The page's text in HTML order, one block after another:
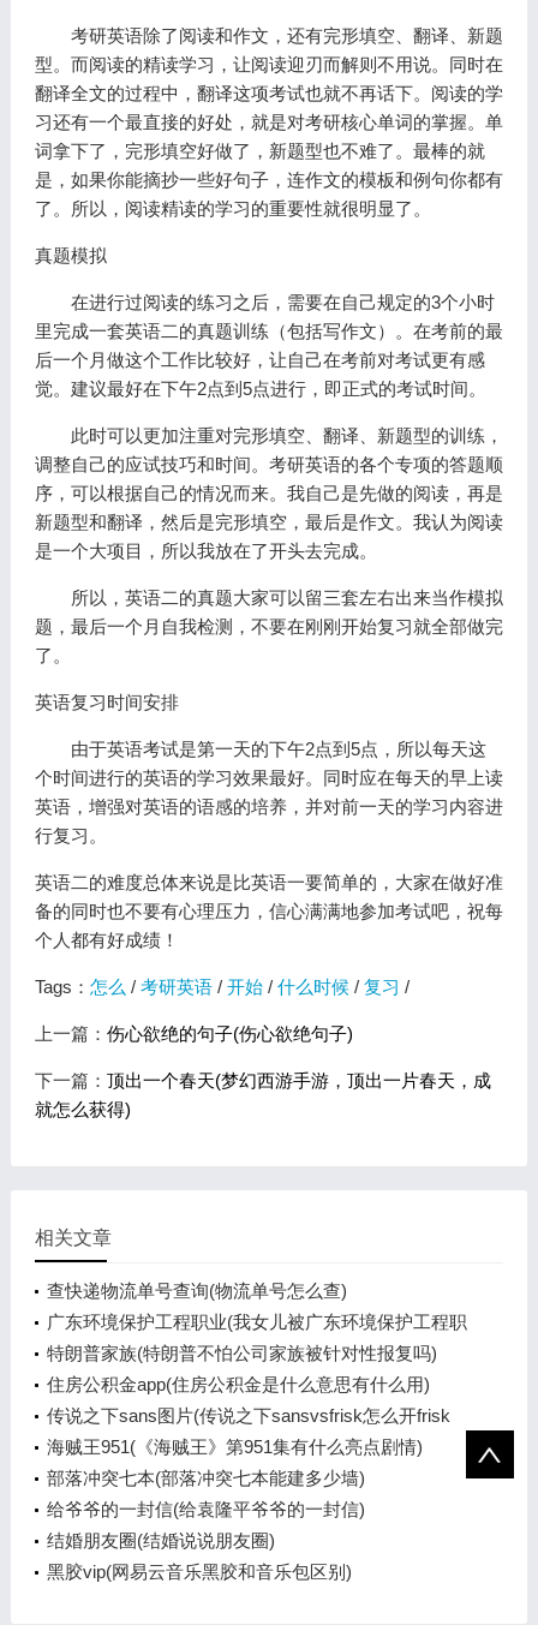
考研英语除了阅读和作文，还有完形填空、翻译、新题
型。而阅读的精读学习，让阅读迎刃而解则不用说。同时在
翻译全文的过程中，翻译这项考试也就不再话下。阅读的学
习还有一个最直接的好处，就是对考研核心单词的掌握。单
词拿下了，完形填空好做了，新题型也不难了。最棒的就
是，如果你能摘抄一些好句子，连作文的模板和例句你都有
了。所以，阅读精读的学习的重要性就很明显了。
真题模拟
在进行过阅读的练习之后，需要在自己规定的3个小时
里完成一套英语二的真题训练（包括写作文）。在考前的最
后一个月做这个工作比较好，让自己在考前对考试更有感
觉。建议最好在下午2点到5点进行，即正式的考试时间。
此时可以更加注重对完形填空、翻译、新题型的训练，
调整自己的应试技巧和时间。 考研英语的各个专项的答题顺
序，可以根据自己的情况而来。我自己是先做的阅读，再是
新题型和翻译，然后是完形填空，最后是作文。我认为阅读
是一个大项目，所以我放在了开头去完成。
所以，英语二的真题大家可以留三套左右出来当作模拟
题，最后一个月自我检测，不要在刚刚开始复习就全部做完
了。
英语复习时间安排
由于英语考试是第一天的下午2点到5点，所以每天这
个时间进行的英语的学习效果最好。同时应在每天的早上读
英语，增强对英语的语感的培养，并对前一天的学习内容进
行复习。
英语二的难度总体来说是比英语一要简单的，大家在做好准
备的同时也不要有心理压力，信心满满地参加考试吧，祝每
个人都有好成绩！
Tags： 怎么 / 考研英语/ 开始/ 什么时候/ 复习 /
上一篇： 伤心欲绝的句子(伤心欲绝句子)
下一篇： 顶出一个春天(梦幻西游手游，顶出一片春天，成
就怎么获得)
相关文章
查快递物流单号查询(物流单号怎么查)
广东环境保护工程职业(我女儿被广东环境保护工程职
业学院资源
特朗普家族(特朗普不怕公司家族被针对性报复吗)
住房公积金app(住房公积金是什么意思有什么用)
传说之下sans图片(传说之下sansvsfrisk怎么开frisk
模式)
海贼王951(《海贼王》第951集有什么亮点剧情)
部落冲突七本(部落冲突七本能建多少墙)
给爷爷的一封信(给袁隆平爷爷的一封信)
结婚朋友圈(结婚说说朋友圈)
黑胶vip(网易云音乐黑胶和音乐包区别)